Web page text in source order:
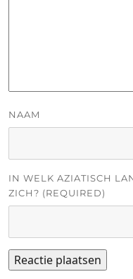
NAAM
IN WELK AZIATISCH
ZICH? (REQUIRED)